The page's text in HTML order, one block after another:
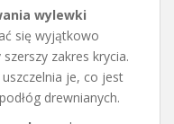
wylewki
się wyjątkowo
zakres krycia.
je, co jest
drewnianych.